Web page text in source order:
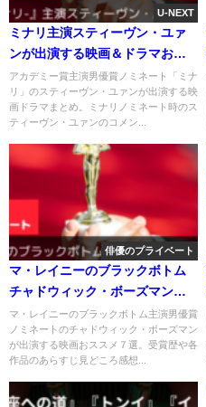
U-NEXT
ミナリ主演スティーヴン・ユァ
ンが出演する映画＆ドラマおス
スメ４選
アカデミー賞主演男優賞ノミネート「ミナ
リ」のスティーヴン・ユァンが出演する映
画ドラマまとめ。ミナリノミネート時のス
ティーヴン・ユァンのコメン...
俳優のプライベート
マ・レイニーのブラックボトム
チャドウィック・ボーズマンの
妻は歌手！おススメの出演映画7
選
マ・レイニーのブラックボトム主演男優賞
ノミネートのチャドウィック・ボーズマン
が出演する映画おススメ７選。受賞歴や各
作品のあらすじ見どころ感想...